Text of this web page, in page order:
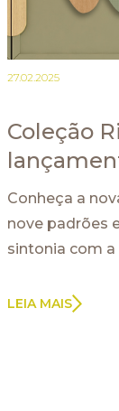
27.02.2025
Coleção
Conheça a
nove padrões
sintonia com a
LEIA MAIS